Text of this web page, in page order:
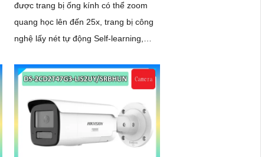
được trang bị ống kính có thể zoom
quang học lên đến 25x, trang bị công
nghệ lấy nét tự động Self-learning,
xác tích hợp AcuSearch khi kết hợp
chung với đầu ghi hình, nhìn ban đêm
bằng hồng ngoại 50m